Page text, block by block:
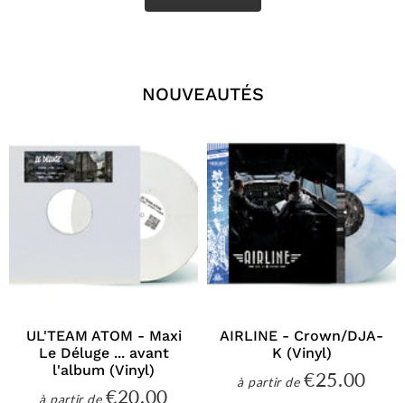
NOUVEAUTÉS
UL'TEAM ATOM - Maxi
Le Déluge ... avant
l'album (Vinyl)
à partir de€20.00
AIRLINE - Crown/DJA-
K (Vinyl)
à partir dePrix
€25.00